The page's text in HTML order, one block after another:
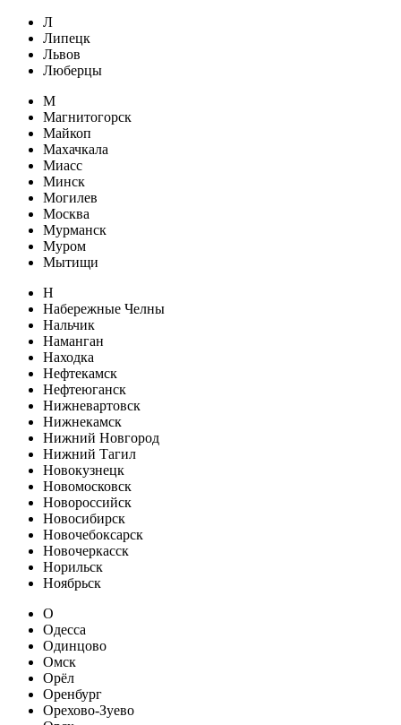
Л
Липецк
Львов
Люберцы
М
Магнитогорск
Майкоп
Махачкала
Миасс
Минск
Могилев
Москва
Мурманск
Муром
Мытищи
Н
Набережные Челны
Нальчик
Наманган
Находка
Нефтекамск
Нефтеюганск
Нижневартовск
Нижнекамск
Нижний Новгород
Нижний Тагил
Новокузнецк
Новомосковск
Новороссийск
Новосибирск
Новочебоксарск
Новочеркасск
Норильск
Ноябрьск
О
Одесса
Одинцово
Омск
Орёл
Оренбург
Орехово-Зуево